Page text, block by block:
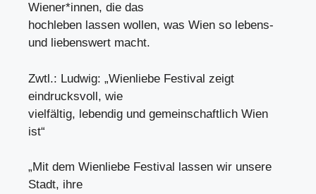
Wiener*innen, die das
hochleben lassen wollen, was Wien so lebens-
und liebenswert macht.
Zwtl.: Ludwig: „Wienliebe Festival zeigt
eindrucksvoll, wie
vielfältig, lebendig und gemeinschaftlich Wien
ist“
„Mit dem Wienliebe Festival lassen wir unsere
Stadt, ihre